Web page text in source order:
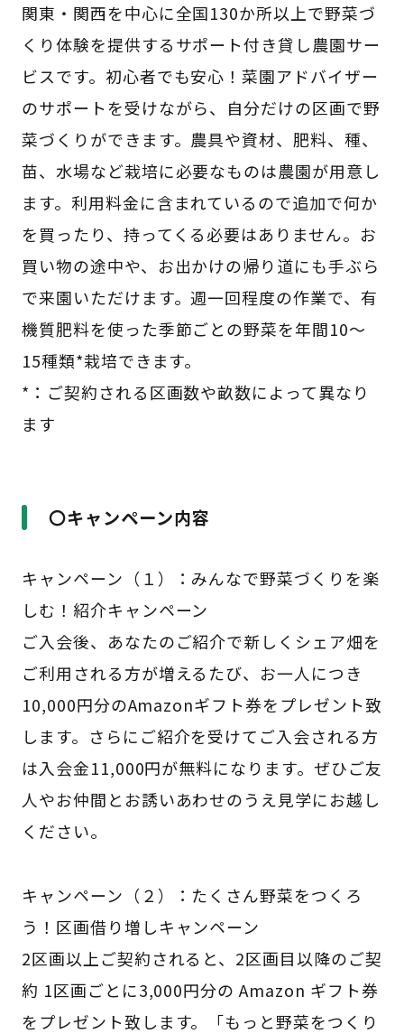
関東・関西を中心に全国130か所以上で野菜づ
くり体験を提供するサポート付き貸し農園サー
ビスです。初心者でも安心！菜園アドバイザー
のサポートを受けながら、自分だけの区画で野
菜づくりができます。農具や資材、肥料、種、
苗、水場など栽培に必要なものは農園が用意し
ます。利用料金に含まれているので追加で何か
を買ったり、持ってくる必要はありません。お
買い物の途中や、お出かけの帰り道にも手ぶら
で来園いただけます。週一回程度の作業で、有
機質肥料を使った季節ごとの野菜を年間10～
15種類*栽培できます。
*：ご契約される区画数や畝数によって異なり
ます
〇キャンペーン内容
キャンペーン（１）：みんなで野菜づくりを楽
しむ！紹介キャンペーン
ご入会後、あなたのご紹介で新しくシェア畑を
ご利用される方が増えるたび、お一人につき
10,000円分のAmazonギフト券をプレゼント致
します。さらにご紹介を受けてご入会される方
は入会金11,000円が無料になります。ぜひご友
人やお仲間とお誘いあわせのうえ見学にお越し
ください。
キャンペーン（２）：たくさん野菜をつくろ
う！区画借り増しキャンペーン
2区画以上ご契約されると、2区画目以降のご契
約 1区画ごとに3,000円分の Amazon ギフト券
をプレゼント致します。「もっと野菜をつくり